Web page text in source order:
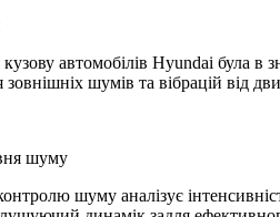
автомобілів Hyundai була
шумів та вібрацій від
шуму
шуму аналізує